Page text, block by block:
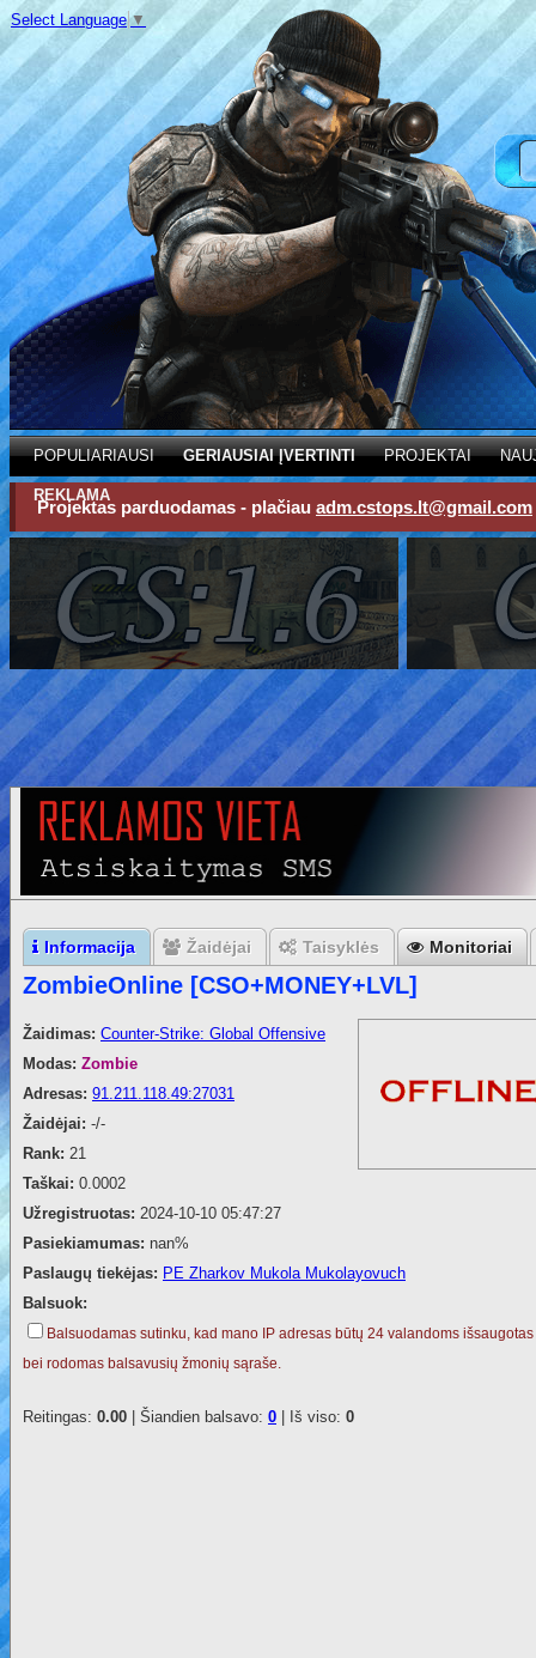
Select Language ▼
POPULIARIAUSI GERIAUSIAI ĮVERTINTI PROJEKTAI
REKLAMA
Projektas parduodamas - plačiau adm.cstops.lt@gmail.com
Informacija Žaidėjai Taisyklės Monitoriai
ZombieOnline [CSO+MONEY+LVL]
Žaidimas: Counter-Strike: Global Offensive
Modas: Zombie
Adresas: 91.211.118.49:27031
Žaidėjai: -/-
Rank: 21
Taškai: 0.0002
Užregistruotas: 2024-10-10 05:47:27
Pasiekiamumas: nan%
Paslaugų tiekėjas: PE Zharkov Mukola Mukolayovuch
Balsuok:
Balsuodamas sutinku, kad mano IP adresas būtų 24 valandoms išsaugotas
bei rodomas balsavusių žmonių sąraše.
Reitingas: 0.00 | Šiandien balsavo: 0 | Iš viso: 0